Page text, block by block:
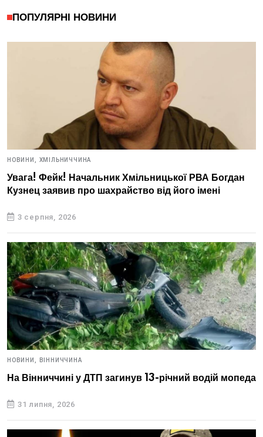
ПОПУЛЯРНІ НОВИНИ
НОВИНИ, ХМІЛЬНИЧЧИНА
Увага! Фейк! Начальник Хмільницької РВА Богдан
Кузнец заявив про шахрайство від його імені
3 серпня, 2026
НОВИНИ, ВІННИЧЧИНА
На Вінниччині у ДТП загинув 13-річний водій мопеда
31 липня, 2026